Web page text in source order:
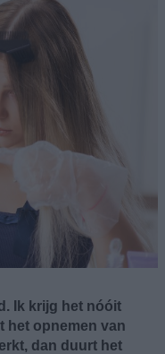
Ik krijg het nóóit
het opnemen van
dan duurt het